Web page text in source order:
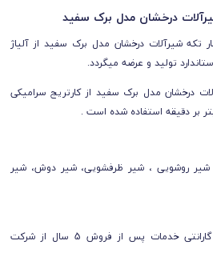
درخشان مدل برک سفید
تکه شیرآلات درخشان مدل برک سفید از آلیاژ
تولید و عرضه میگردد.
درخشان مدل برک سفید از کارتریج سرامیکی
شیر روشویی ، شیر ظرفشویی، شیر دوش، شیر
گارانتی خدمات پس از فروش 5 سال از شرکت